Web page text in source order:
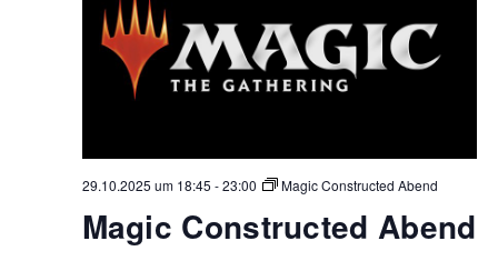
29.10.2025 um 18:45 -23:00 Magic Constructed Abend
Magic Constructed Abend